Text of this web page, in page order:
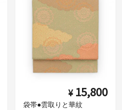
¥ 15,800
袋帯●雲取りと華紋